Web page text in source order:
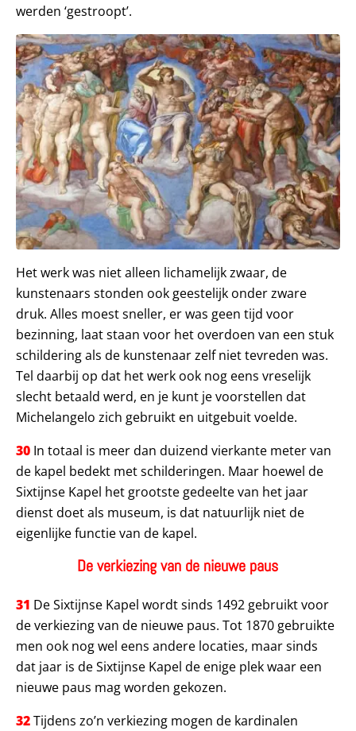
werden ‘gestroopt’.
Het werk was niet alleen lichamelijk zwaar, de
kunstenaars stonden ook geestelijk onder zware
druk. Alles moest sneller, er was geen tijd voor
bezinning, laat staan voor het overdoen van een stuk
schildering als de kunstenaar zelf niet tevreden was.
Tel daarbij op dat het werk ook nog eens vreselijk
slecht betaald werd, en je kunt je voorstellen dat
Michelangelo zich gebruikt en uitgebuit voelde.
30 In totaal is meer dan duizend vierkante meter van
de kapel bedekt met schilderingen. Maar hoewel de
Sixtijnse Kapel het grootste gedeelte van het jaar
dienst doet als museum, is dat natuurlijk niet de
eigenlijke functie van de kapel.
De verkiezing van de nieuwe paus
31 De Sixtijnse Kapel wordt sinds 1492 gebruikt voor
de verkiezing van de nieuwe paus. Tot 1870 gebruikte
men ook nog wel eens andere locaties, maar sinds
dat jaar is de Sixtijnse Kapel de enige plek waar een
nieuwe paus mag worden gekozen.
32Tijdens zo’n verkiezing mogen de kardinalen